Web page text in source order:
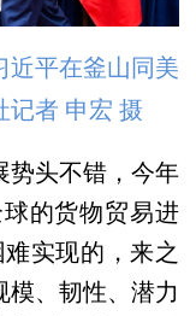
近平在釜山同美
记者 申宏 摄
头不错，今年
的货物贸易进
实现的，来之
、韧性、潜力